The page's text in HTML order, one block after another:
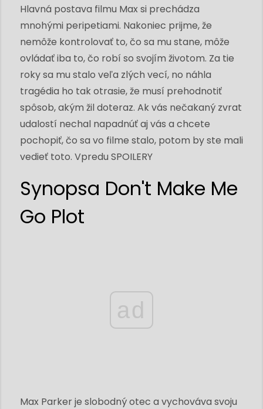
Hlavná postava filmu Max si prechádza
mnohými peripetiami. Nakoniec prijme, že
nemôže kontrolovať to, čo sa mu stane, môže
ovládať iba to, čo robí so svojím životom. Za tie
roky sa mu stalo veľa zlých vecí, no náhla
tragédia ho tak otrasie, že musí prehodnotiť
spôsob, akým žil doteraz. Ak vás nečakaný zvrat
udalostí nechal napadnúť aj vás a chcete
pochopiť, čo sa vo filme stalo, potom by ste mali
vedieť toto. Vpredu SPOILERY
Synopsa Don't Make Me
Go Plot
ad
Max Parker je slobodný otec a vychováva svoju